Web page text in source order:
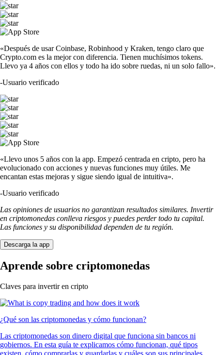
«Después de usar Coinbase, Robinhood y Kraken, tengo claro que
Crypto.com es la mejor con diferencia. Tienen muchísimos tokens.
Llevo ya 4 años con ellos y todo ha ido sobre ruedas, ni un solo fallo».
-Usuario verificado
«Llevo unos 5 años con la app. Empezó centrada en cripto, pero ha
evolucionado con acciones y nuevas funciones muy útiles. Me
encantan estas mejoras y sigue siendo igual de intuitiva».
-Usuario verificado
Las opiniones de usuarios no garantizan resultados similares. Invertir
en criptomonedas conlleva riesgos y puedes perder todo tu capital.
Las funciones y su disponibilidad dependen de tu región.
Descarga la app
Aprende sobre criptomonedas
Claves para invertir en cripto
¿Qué son las criptomonedas y cómo funcionan?
Las criptomonedas son dinero digital que funciona sin bancos ni
gobiernos. En esta guía te explicamos cómo funcionan, qué tipos
existen, cómo comprarlas y guardarlas y cuáles son sus principales